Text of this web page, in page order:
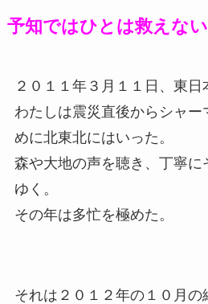
予知ではひとは救えない
２０１１年３月１１日、東日
わたしは震災直後からシャー
めに北東北にはいった。
森や大地の声を聴き、丁寧に
ゆく。
その年は多忙を極めた。
それは２０１２年の１０月の